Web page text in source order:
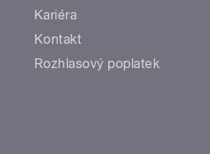
Kariéra
Kontakt
Rozhlasový poplatek